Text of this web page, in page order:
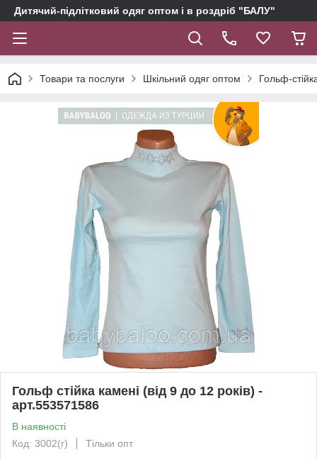
Дитячий-підлітковий одяг оптом і в роздріб "БАЛУ"
Товари та послуги Шкільний одяг оптом Гольф-
Гольф стійка камені (від 9 до 12 років) -
арт.553571586
В наявності
Код: 3002(г)
Тільки опт